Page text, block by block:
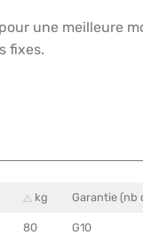
une meilleure
fixes.
kg Garantie (nb
80 G10